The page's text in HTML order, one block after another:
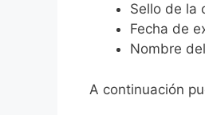
Sello de la
Fecha de
Nombre
A continuación